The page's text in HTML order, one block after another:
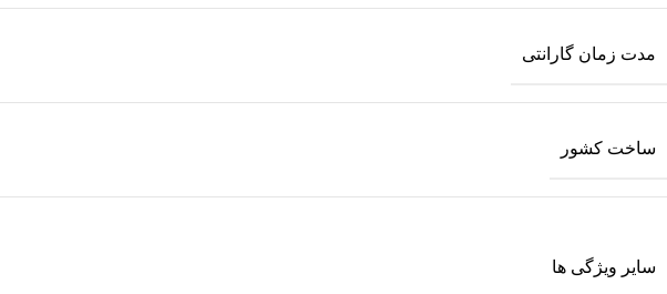
مدت زمان گارانتی
ساخت کشور
سایر ویژگی ها